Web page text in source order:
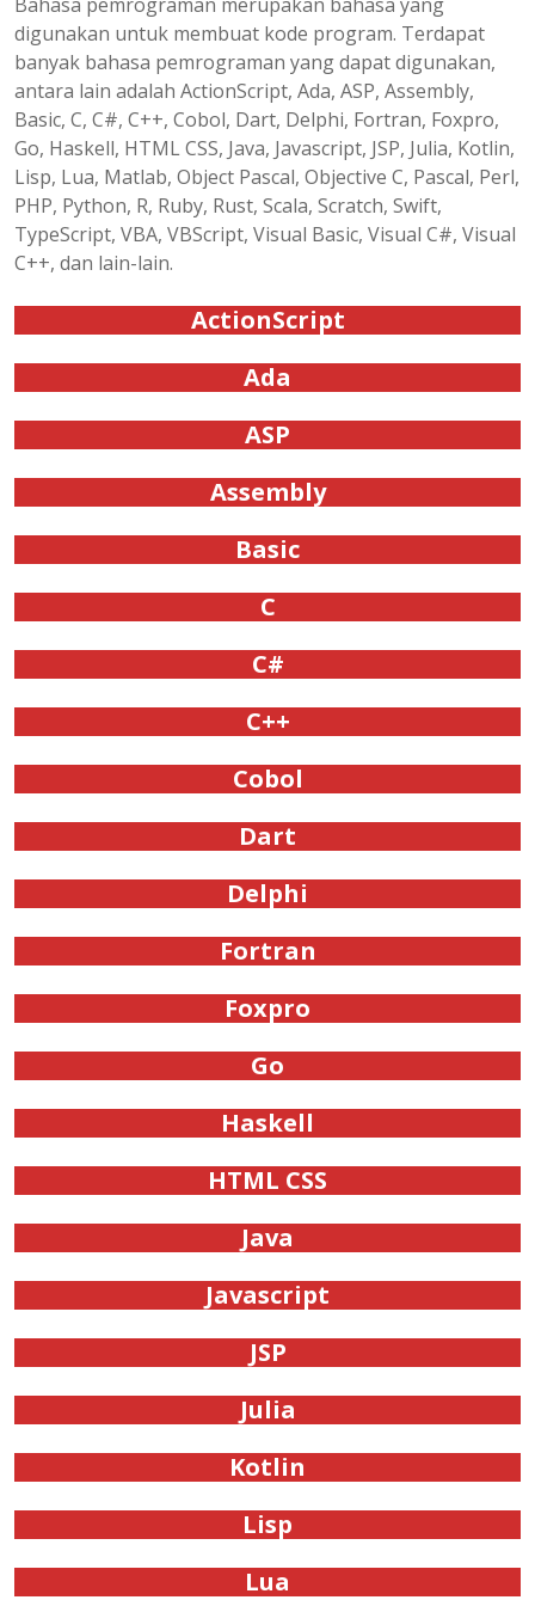
Bahasa pemrograman merupakan bahasa yang
digunakan untuk membuat kode program. Terdapat
banyak bahasa pemrograman yang dapat digunakan,
antara lain adalah ActionScript, Ada, ASP, Assembly,
Basic, C, C#, C++, Cobol, Dart, Delphi, Fortran, Foxpro,
Go, Haskell, HTML CSS, Java, Javascript, JSP, Julia, Kotlin,
Lisp, Lua, Matlab, Object Pascal, Objective C, Pascal, Perl,
PHP, Python, R, Ruby, Rust, Scala, Scratch, Swift,
TypeScript, VBA, VBScript, Visual Basic, Visual C#, Visual
C++, dan lain-lain.
ActionScript
Ada
ASP
Assembly
Basic
C
C#
C++
Cobol
Dart
Delphi
Fortran
Foxpro
Go
Haskell
HTML CSS
Java
Javascript
JSP
Julia
Kotlin
Lisp
Lua